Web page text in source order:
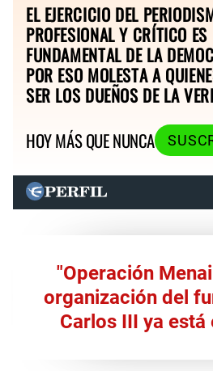
EL EJERCICIO DEL
PROFESIONAL Y CRÍTICO
FUNDAMENTAL DE LA
POR ESO MOLESTA A
SER LOS DUEÑOS DE LA
HOY MÁS QUE NUNCA
"Operación
organización del
Carlos III ya está